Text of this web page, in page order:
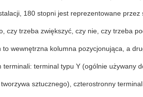
180 stopni jest reprezentowane przez
czy trzeba zwiększyć, czy nie, czy trzeba
to wewnętrzna kolumna pozycjonująca, a
terminali: terminal typu Y (ogólnie używany
sztucznego), czterostronny